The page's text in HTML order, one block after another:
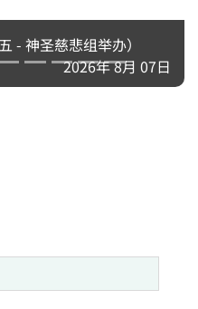
- 神圣慈悲组举办）
2026年 8月 07日